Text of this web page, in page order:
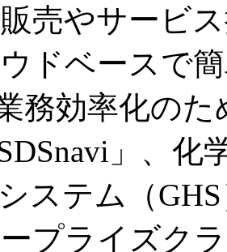
売やサービ
ドベースで
務効率化の
」、化
ステム（
プライズク